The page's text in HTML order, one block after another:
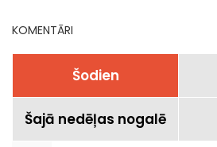
KOMENTĀRI
Šodien
Šajā nedēļas nogalē